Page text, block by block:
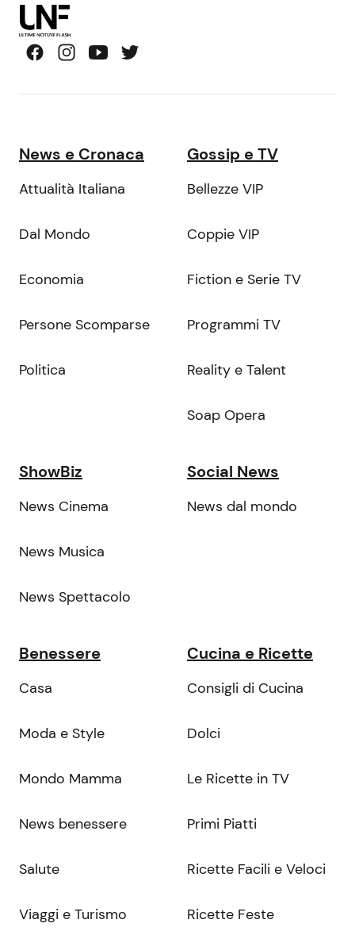
News e Cronaca
Attualità Italiana
Dal Mondo
Economia
Persone Scomparse
Politica
Gossip e TV
Bellezze VIP
Coppie VIP
Fiction e Serie TV
Programmi TV
Reality e Talent
Soap Opera
ShowBiz
News Cinema
News Musica
News Spettacolo
Social News
News dal mondo
Benessere
Casa
Moda e Style
Mondo Mamma
News benessere
Salute
Viaggi e Turismo
Cucina e Ricette
Consigli di Cucina
Dolci
Le Ricette in TV
Primi Piatti
Ricette Facili e Veloci
Ricette Feste